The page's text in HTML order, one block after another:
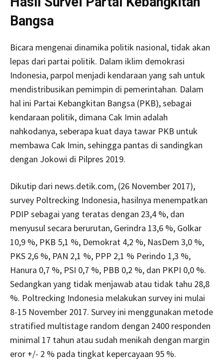
Bangsa
Bicara mengenai dinamika politik nasional, tidak akan
lepas dari partai politik. Dalam iklim demokrasi
Indonesia, parpol menjadi kendaraan yang sah untuk
mendistribusikan pemimpin di pemerintahan. Dalam
hal ini Partai Kebangkitan Bangsa (PKB), sebagai
kendaraan politik, dimana Cak Imin adalah
nahkodanya, seberapa kuat daya tawar PKB untuk
membawa Cak Imin, sehingga pantas di sandingkan
dengan Jokowi di Pilpres 2019.
Dikutip dari news.detik.com, (26 November 2017),
survey Poltrecking Indonesia, hasilnya menempatkan
PDIP sebagai yang teratas dengan 23,4 %, dan
menyusul secara berurutan, Gerindra 13,6 %, Golkar
10,9 %, PKB 5,1 %, Demokrat 4,2 %, NasDem 3,0 %,
PKS 2,6 %, PAN 2,1 %, PPP 2,1 % Perindo 1,3 %,
Hanura 0,7 %, PSI 0,7 %, PBB 0,2 %, dan PKPI 0,0 %.
Sedangkan yang tidak menjawab atau tidak tahu 28,8
%. Poltrecking Indonesia melakukan survey ini mulai
8-15 November 2017. Survey ini menggunakan metode
stratified multistage random dengan 2400 responden
minimal 17 tahun atau sudah menikah dengan margin
eror +/- 2 % pada tingkat kepercayaan 95 %.